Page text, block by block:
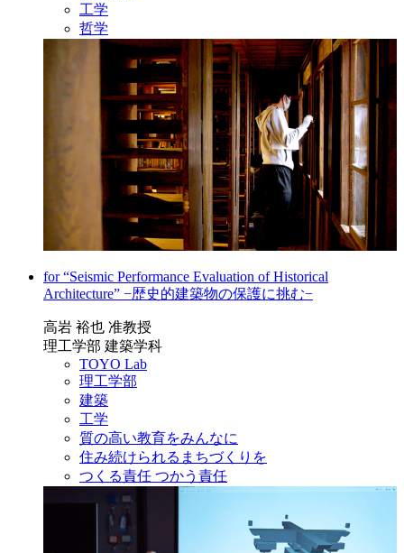
工学
哲学
for “Seismic Performance Evaluation of Historical
Architecture” −歴史的建築物の保護に挑む−
高岩 裕也 准教授
理工学部 建築学科
TOYO Lab
理工学部
建築
工学
質の高い教育をみんなに
住み続けられるまちづくりを
つくる責任 つかう責任